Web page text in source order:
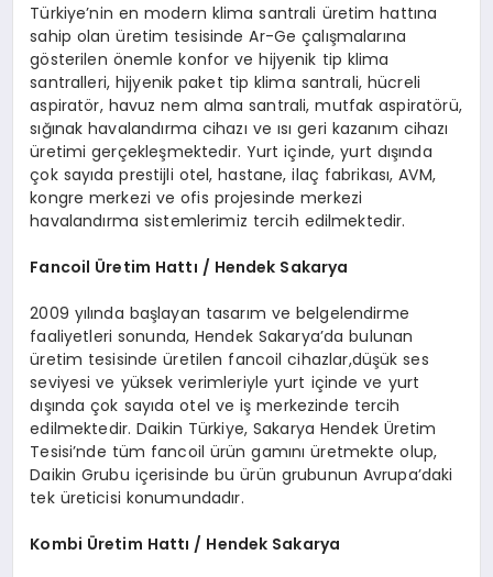
Türkiye’nin en modern klima santrali üretim hattına
sahip olan üretim tesisinde Ar-Ge çalışmalarına
gösterilen önemle konfor ve hijyenik tip klima
santralleri, hijyenik paket tip klima santrali, hücreli
aspiratör, havuz nem alma santrali, mutfak aspiratörü,
sığınak havalandırma cihazı ve ısı geri kazanım cihazı
üretimi gerçekleşmektedir. Yurt içinde, yurt dışında
çok sayıda prestijli otel, hastane, ilaç fabrikası, AVM,
kongre merkezi ve ofis projesinde merkezi
havalandırma sistemlerimiz tercih edilmektedir.
Fancoil Üretim Hattı / Hendek Sakarya
2009 yılında başlayan tasarım ve belgelendirme
faaliyetleri sonunda, Hendek Sakarya’da bulunan
üretim tesisinde üretilen fancoil cihazlar,düşük ses
seviyesi ve yüksek verimleriyle yurt içinde ve yurt
dışında çok sayıda otel ve iş merkezinde tercih
edilmektedir. Daikin Türkiye, Sakarya Hendek Üretim
Tesisi’nde tüm fancoil ürün gamını üretmekte olup,
Daikin Grubu içerisinde bu ürün grubunun Avrupa’daki
tek üreticisi konumundadır.
Kombi Üretim Hattı / Hendek Sakarya